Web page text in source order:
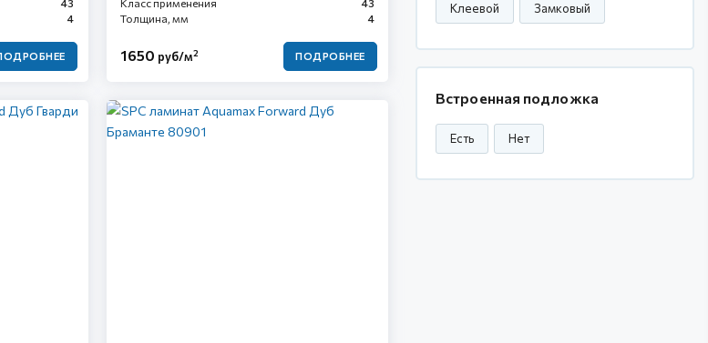
43
4
Класс применения
43
Толщина, мм
4
1650 руб/м2 ПОДРОБНЕЕ
Клеевой Замковый
Встроенная подложка
Есть Нет